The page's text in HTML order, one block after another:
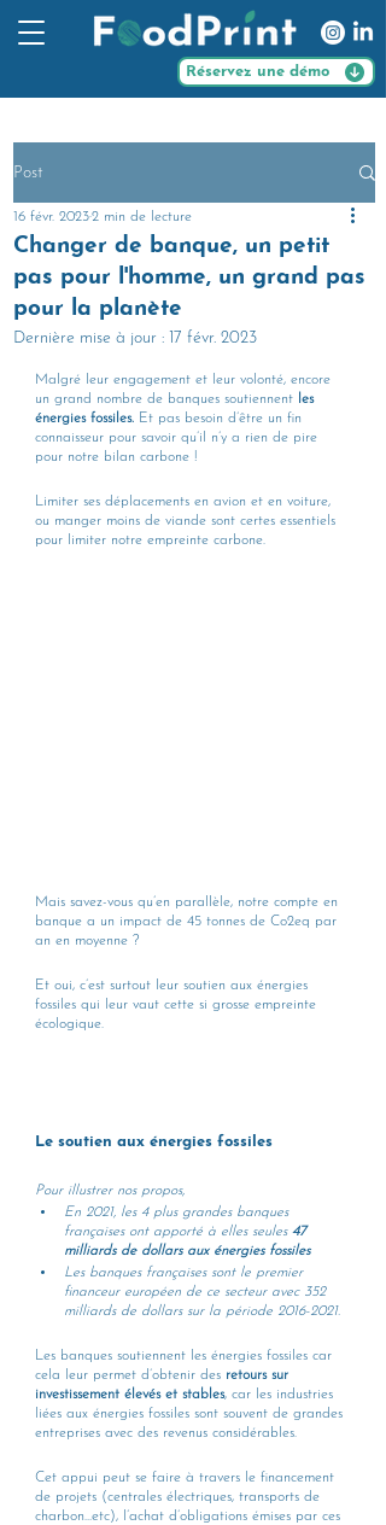
Réservez une démo
Post
Changer de banque, un petit
pas pour l'homme, un grand pas
pour la planète
16 févr. 20232 min de lecture
Dernière mise à jour : 17 févr. 2023
Malgré leur engagement et leur volonté, encore
un grand nombre de banques soutiennent les
énergies fossiles. Et pas besoin d’être un fin
connaisseur pour savoir qu’il n’y a rien de pire
pour notre bilan carbone !
Limiter ses déplacements en avion et en voiture,
ou manger moins de viande sont certes essentiels
pour limiter notre empreinte carbone.
Mais savez-vous qu’en parallèle, notre compte en
banque a un impact de 45 tonnes de Co2eq par
an en moyenne ?
Et oui, c’est surtout leur soutien aux énergies
fossiles qui leur vaut cette si grosse empreinte
écologique.
Le soutien aux énergies fossiles
Pour illustrer nos propos,
En 2021, les 4 plus grandes banques
françaises ont apporté à elles seules 47
milliards de dollars aux énergies fossiles
Les banques françaises sont le premier
financeur européen de ce secteur avec 352
milliards de dollars sur la période 2016-2021.
Les banques soutiennent les énergies fossiles car
cela leur permet d’obtenir des retours sur
investissement élevés et stables, car les industries
liées aux énergies fossiles sont souvent de grandes
entreprises avec des revenus considérables.
Cet appui peut se faire à travers le financement
de projets (centrales électriques, transports de
charbon…etc), l’achat d’obligations émises par ces